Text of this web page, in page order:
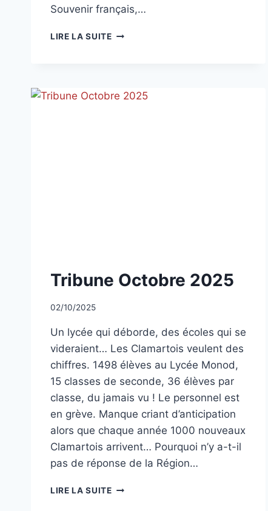
Souvenir français,…
LIRE LA SUITEJOURNÉE
POUR
LA
TUNISIE
NON
CLASSÉ
Tribune Octobre 2025
Par
02/10/2025
Un lycée qui déborde, des écoles qui se
videraient… Les Clamartois veulent des
chiffres. 1498 élèves au Lycée Monod,
15 classes de seconde, 36 élèves par
classe, du jamais vu ! Le personnel est
en grève. Manque criant d’anticipation
alors que chaque année 1000 nouveaux
Clamartois arrivent… Pourquoi n’y a-t-il
pas de réponse de la Région…
LIRE LA SUITETRIBUNE